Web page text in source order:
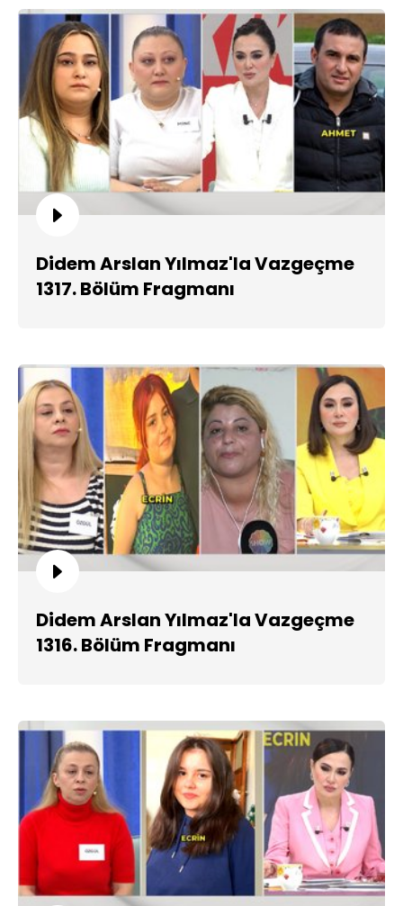
Didem Arslan Yılmaz'la Vazgeçme
1317. Bölüm Fragmanı
Didem Arslan Yılmaz'la Vazgeçme
1316. Bölüm Fragmanı